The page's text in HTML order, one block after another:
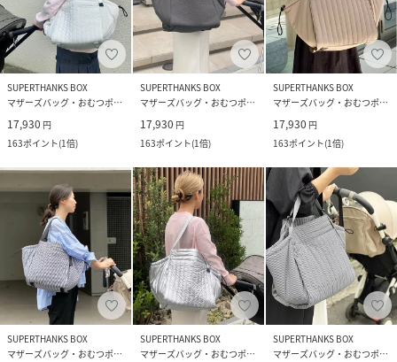
SUPERTHANKS BOX
マザーズバッグ・おむつポーチ
17,930 円
163ポイント(1倍)
SUPERTHANKS BOX
マザーズバッグ・おむつポーチ
17,930 円
163ポイント(1倍)
SUPERTHANKS BOX
マザーズバッグ・おむつポーチ
17,930 円
163ポイント(1倍)
SUPERTHANKS BOX
マザーズバッグ・おむつポーチ
SUPERTHANKS BOX
マザーズバッグ・おむつポーチ
SUPERTHANKS BOX
マザーズバッグ・おむつポーチ